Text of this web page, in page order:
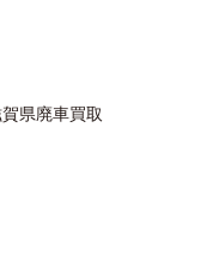
県廃車買取